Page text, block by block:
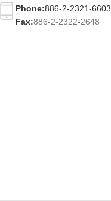
Phone:886-2-2321-6603
Fax:886-2-2322-2648